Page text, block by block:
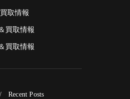
取情報
買取情報
買取情報
Recent Posts